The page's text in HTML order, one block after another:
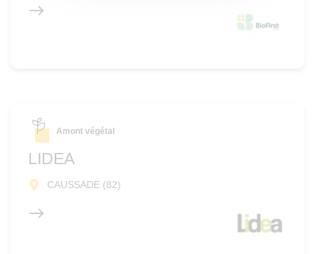
LIDEA
Amont végétal
CAUSSADE (82)